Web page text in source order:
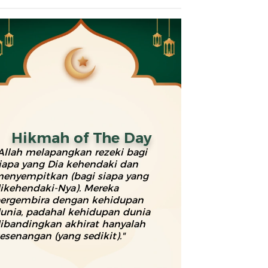
Mengaji dengan Fasih
Anak Anda dengan
Iqra,
dan Ummi
Sep 2024 - 30 Sep 2026
275.000
Mahir berbicara dalam
Bahasa Inggris dengan
aksen native by Natieva
26 Sep 2024 - 30 Sep 2026
Rp 299.000
Hikmah of The Day
melapangkan rezeki bagi
yang Dia kehendaki dan
(bagi siapa yang
Nya). Mereka
dengan kehidupan
padahal kehidupan dunia
akhirat hanyalah
(yang sedikit)."